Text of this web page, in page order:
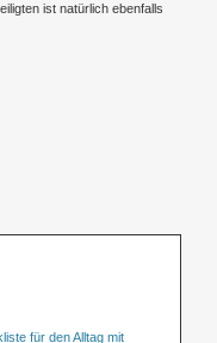
ist natürlich ebenfalls
für den Alltag mit